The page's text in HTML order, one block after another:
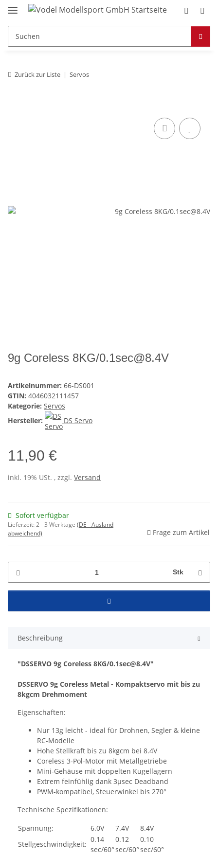
Zurück zur Liste Servos
9g Coreless 8KG/0.1sec@8.4V
Artikelnummer: 66-DS001
GTIN: 4046032111457
Kategorie: Servos
Hersteller:
DS Servo
11,90 €
inkl. 19% USt. , zzgl. Versand
Sofort verfügbar
Lieferzeit:2 - 3 Werktage (DE - Ausland
abweichend)
Frage zum Artikel
Stk
Beschreibung
"DSSERVO 9g Coreless 8KG/0.1sec@8.4V"
DSSERVO 9g Coreless Metal - Kompaktservo mit bis zu
8kgcm Drehmoment
Eigenschaften:
Nur 13g leicht - ideal für Drohnen, Segler & kleine
RC-Modelle
Hohe Stellkraft bis zu 8kgcm bei 8.4V
Coreless 3-Pol-Motor mit Metallgetriebe
Mini-Gehäuse mit doppelten Kugellagern
Extrem feinfühlig dank 3µsec Deadband
PWM-kompatibel, Steuerwinkel bis 270°
Technische Spezifikationen:
Spannung:
6.0V 7.4V
8.4V
Stellgeschwindigkeit:
0.14
sec/60°
0.12
sec/60°
0.10
sec/60°